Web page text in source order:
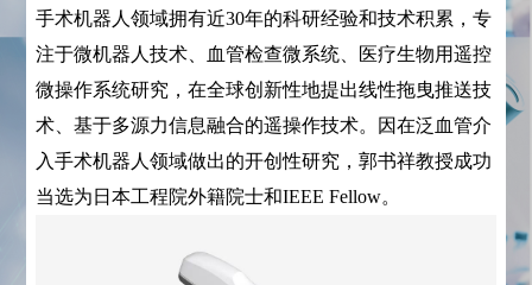
手术机器人领域拥有近30年的科研经验和技术积累，专
注于微机器人技术、血管检查微系统、医疗生物用遥控
微操作系统研究，在全球创新性地提出线性拖曳推送技
术、基于多源力信息融合的遥操作技术。因在泛血管介
入手术机器人领域做出的开创性研究，郭书祥教授成功
当选为日本工程院外籍院士和IEEE Fellow。